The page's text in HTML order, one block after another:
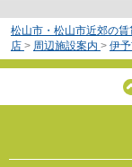
松山市・松山市近郊の
店 > 周辺施設案内 > 伊